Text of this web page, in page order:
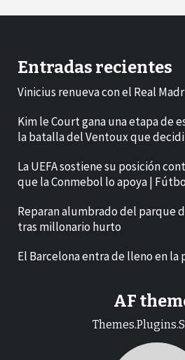
Entradas recientes
Vinicius renueva con el Real
Kim le Court gana una etapa de
la batalla del Ventoux que
La UEFA sostiene su posición
que la Conmebol lo apoya |
Reparan alumbrado del parque
tras millonario hurto
El Barcelona entra de lleno en la
AF